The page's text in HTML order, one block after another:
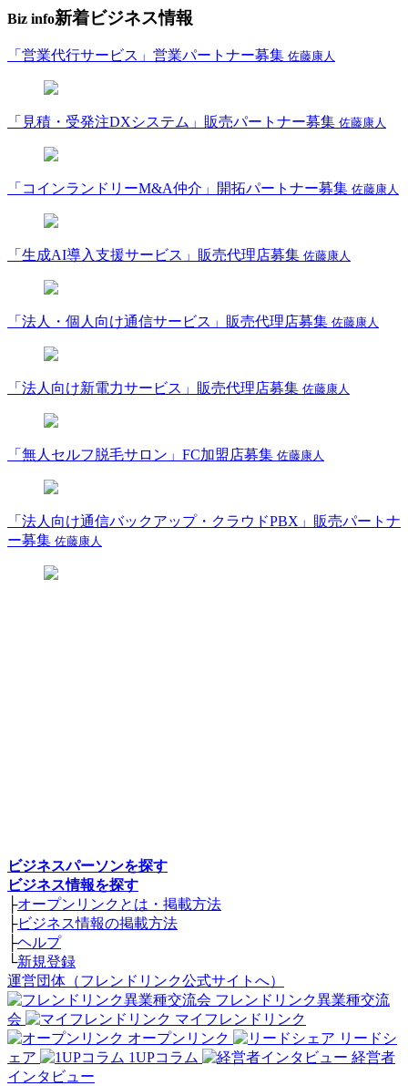
Biz info新着ビジネス情報
「営業代行サービス」営業パートナー募集 佐藤康人
「見積・受発注DXシステム」販売パートナー募集 佐藤康人
「コインランドリーM&A仲介」開拓パートナー募集 佐藤康人
「生成AI導入支援サービス」販売代理店募集 佐藤康人
「法人・個人向け通信サービス」販売代理店募集 佐藤康人
「法人向け新電力サービス」販売代理店募集 佐藤康人
「無人セルフ脱毛サロン」FC加盟店募集 佐藤康人
「法人向け通信バックアップ・クラウドPBX」販売パートナ
ー募集 佐藤康人
ビジネスパーソンを探す
ビジネス情報を探す
├オープンリンクとは・掲載方法
├ビジネス情報の掲載方法
├ヘルプ
└新規登録
運営団体（フレンドリンク公式サイトへ）
フレンドリンク異業種交流
会
マイフレンドリンク
オープンリンク
リードシ
ェア
1UPコラム
経営者
インタビュー